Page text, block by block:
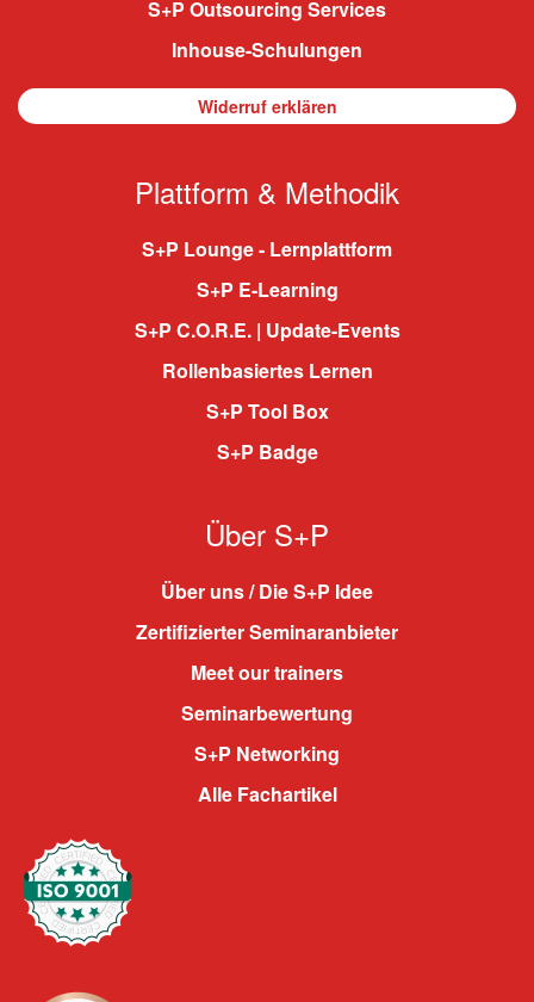
S+P Outsourcing Services
Inhouse-Schulungen
Widerruf erklären
Plattform & Methodik
S+P Lounge - Lernplattform
S+P E-Learning
S+P C.O.R.E. | Update-Events
Rollenbasiertes Lernen
S+P Tool Box
S+P Badge
Über S+P
Über uns / Die S+P Idee
Zertifizierter Seminaranbieter
Meet our trainers
Seminarbewertung
S+P Networking
Alle Fachartikel